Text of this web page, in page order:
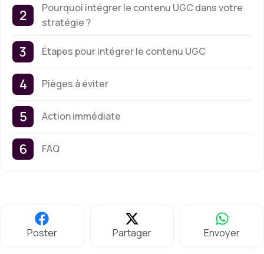
Pourquoi intégrer le contenu UGC dans votre
stratégie ?
Étapes pour intégrer le contenu UGC
Pièges à éviter
Action immédiate
FAQ
Poster Partager Envoyer